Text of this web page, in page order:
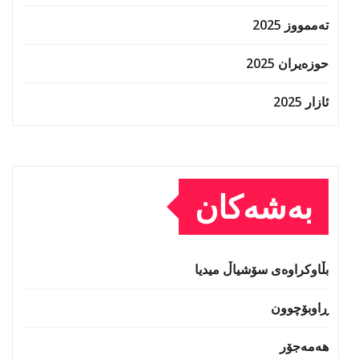
تەممووز 2025
حوزه‌یران 2025
ئازار 2025
بەشەکان
بڵاوکراوەی سۆشیاڵ میدیا
ڕاوبۆچوون
هەمەجۆر